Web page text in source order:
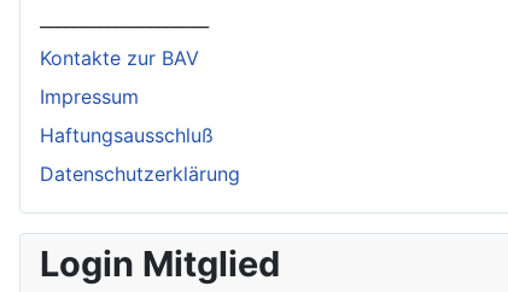
Kontakte zur BAV
Impressum
Haftungsausschluß
Datenschutzerklärung
Login Mitglied